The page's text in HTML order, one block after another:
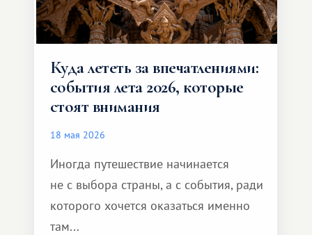
Куда лететь за впечатлениями:
события лета 2026, которые
стоят внимания
18 мая 2026
Иногда путешествие начинается
не с выбора страны, а с события, ради
которого хочется оказаться именно
там...